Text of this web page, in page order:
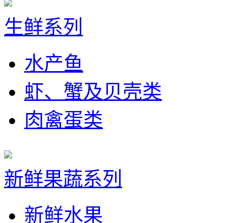
生鲜系列
水产鱼
虾、蟹及贝壳类
肉禽蛋类
新鲜果蔬系列
新鲜水果